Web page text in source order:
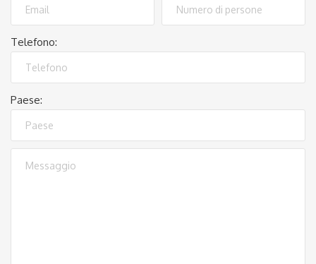
Telefono:
Paese: